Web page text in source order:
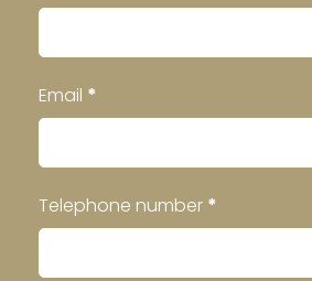
Email *
Telephone number *